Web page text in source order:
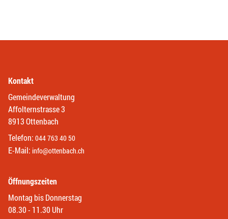
Kontakt
Gemeindeverwaltung
Affolternstrasse 3
8913 Ottenbach
Telefon: 044 763 40 50
E-Mail: info@ottenbach.ch
Öffnungszeiten
Montag bis Donnerstag
08.30 - 11.30 Uhr